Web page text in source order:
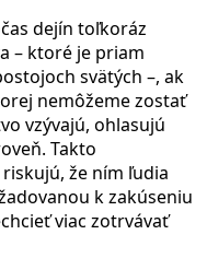
dejín toľkoráz
– ktoré je priam
svätých –, ak
nemôžeme zostať
vzývajú, ohlasujú
Takto
že ním ľudia
k zakúseniu
viac zotrvávať